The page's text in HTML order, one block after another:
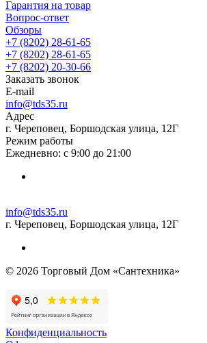
Гарантия на товар
Вопрос-ответ
Обзоры
+7 (8202) 28‑61-65
+7 (8202) 28‑61-65
+7 (8202) 20‑30-66
Заказать звонок
E-mail
info@tds35.ru
Адрес
г. Череповец, Боршодская улица, 12Г
Режим работы
Ежедневно: с 9:00 до 21:00
info@tds35.ru
г. Череповец, Боршодская улица, 12Г
© 2026 Торговый Дом «Сантехника»
Конфиденциальность